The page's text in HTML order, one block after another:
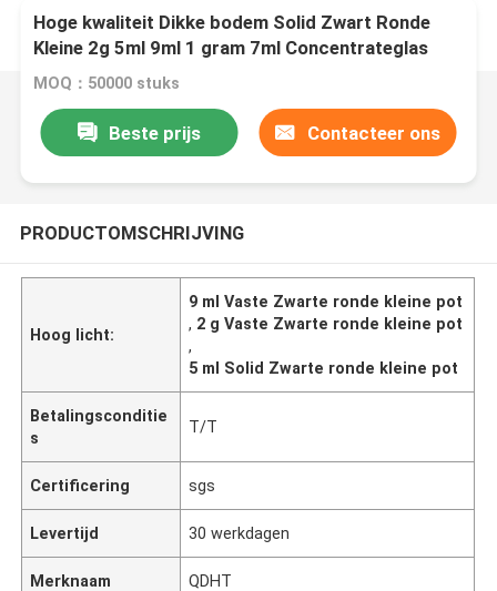
Hoge kwaliteit Dikke bodem Solid Zwart Ronde
Kleine 2g 5ml 9ml 1 gram 7ml Concentrateglas
Met Gepolijste Afwerking
MOQ：50000 stuks
Beste prijs Contacteer ons
PRODUCTOMSCHRIJVING
Hoog licht:
9 ml Vaste Zwarte ronde kleine pot
, 2 g Vaste Zwarte ronde kleine pot
,
5 ml Solid Zwarte ronde kleine pot
Betalingsconditie
s
T/T
Certificering sgs
Levertijd 30 werkdagen
Merknaam QDHT